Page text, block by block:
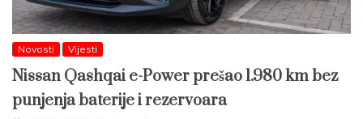
Novosti Vijesti
Nissan Qashqai e-Power prešao 1.980 km bez
punjenja baterije i rezervoara